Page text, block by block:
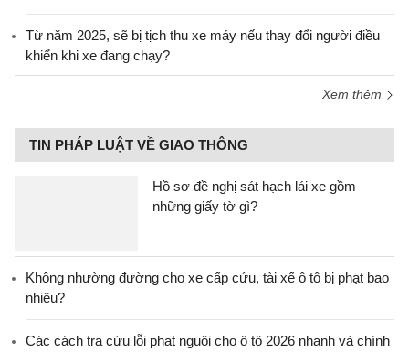
Từ năm 2025, sẽ bị tịch thu xe máy nếu thay đổi người điều
khiển khi xe đang chạy?
Xem thêm
TIN PHÁP LUẬT VỀ GIAO THÔNG
Hồ sơ đề nghị sát hạch lái xe gồm
những giấy tờ gì?
Không nhường đường cho xe cấp cứu, tài xế ô tô bị phạt bao
nhiêu?
Các cách tra cứu lỗi phạt nguội cho ô tô 2026 nhanh và chính